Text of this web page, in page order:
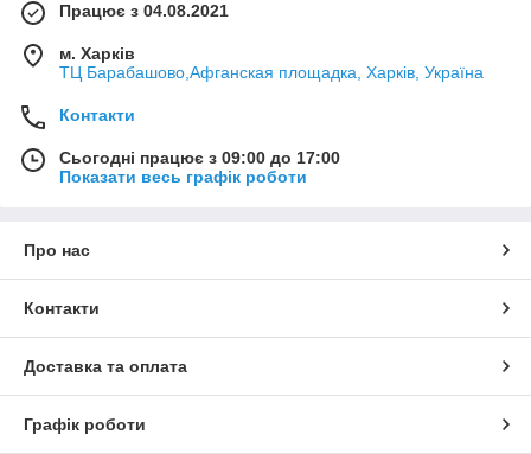
Працює з 04.08.2021
м. Харків
ТЦ Барабашово,Афганская площадка, Харків, Україна
Контакти
Сьогодні працює з 09:00 до 17:00
Показати весь графік роботи
Про нас
Контакти
Доставка та оплата
Графік роботи